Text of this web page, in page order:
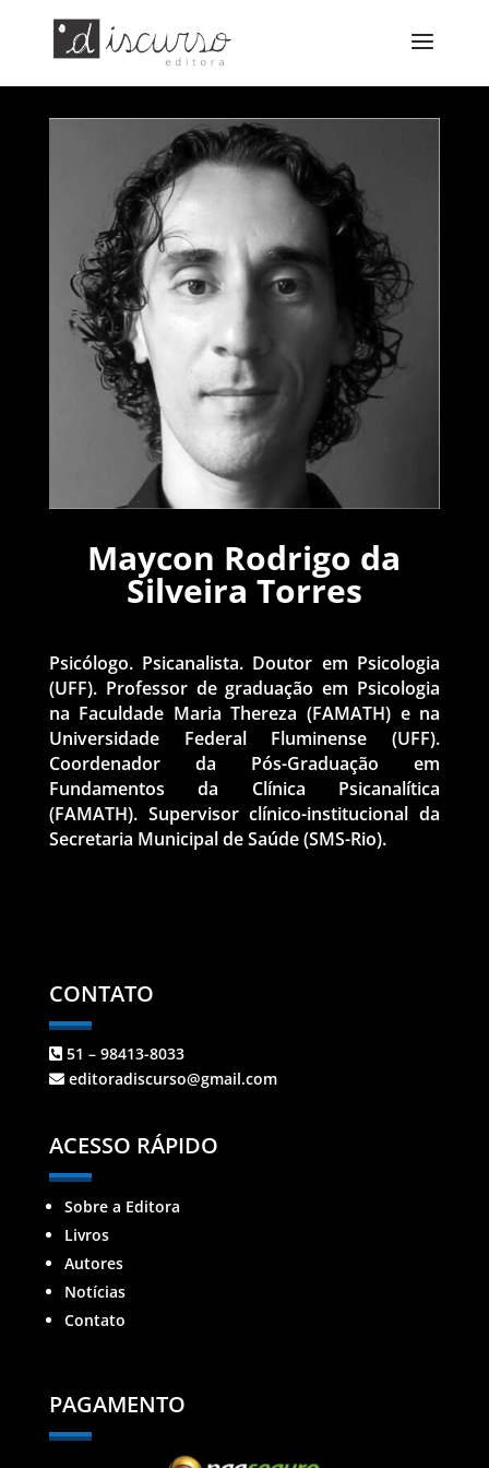
Maycon Rodrigo da
Silveira Torres
Psicólogo. Psicanalista. Doutor em Psicologia
(UFF). Professor de graduação em Psicologia
na Faculdade Maria Thereza (FAMATH) e na
Universidade Federal Fluminense (UFF).
Coordenador da Pós-Graduação em
Fundamentos da Clínica Psicanalítica
(FAMATH). Supervisor clínico-institucional da
Secretaria Municipal de Saúde (SMS-Rio).
CONTATO
51 – 98413-8033
editoradiscurso@gmail.com
ACESSO RÁPIDO
Sobre a Editora
Livros
Autores
Notícias
Contato
PAGAMENTO